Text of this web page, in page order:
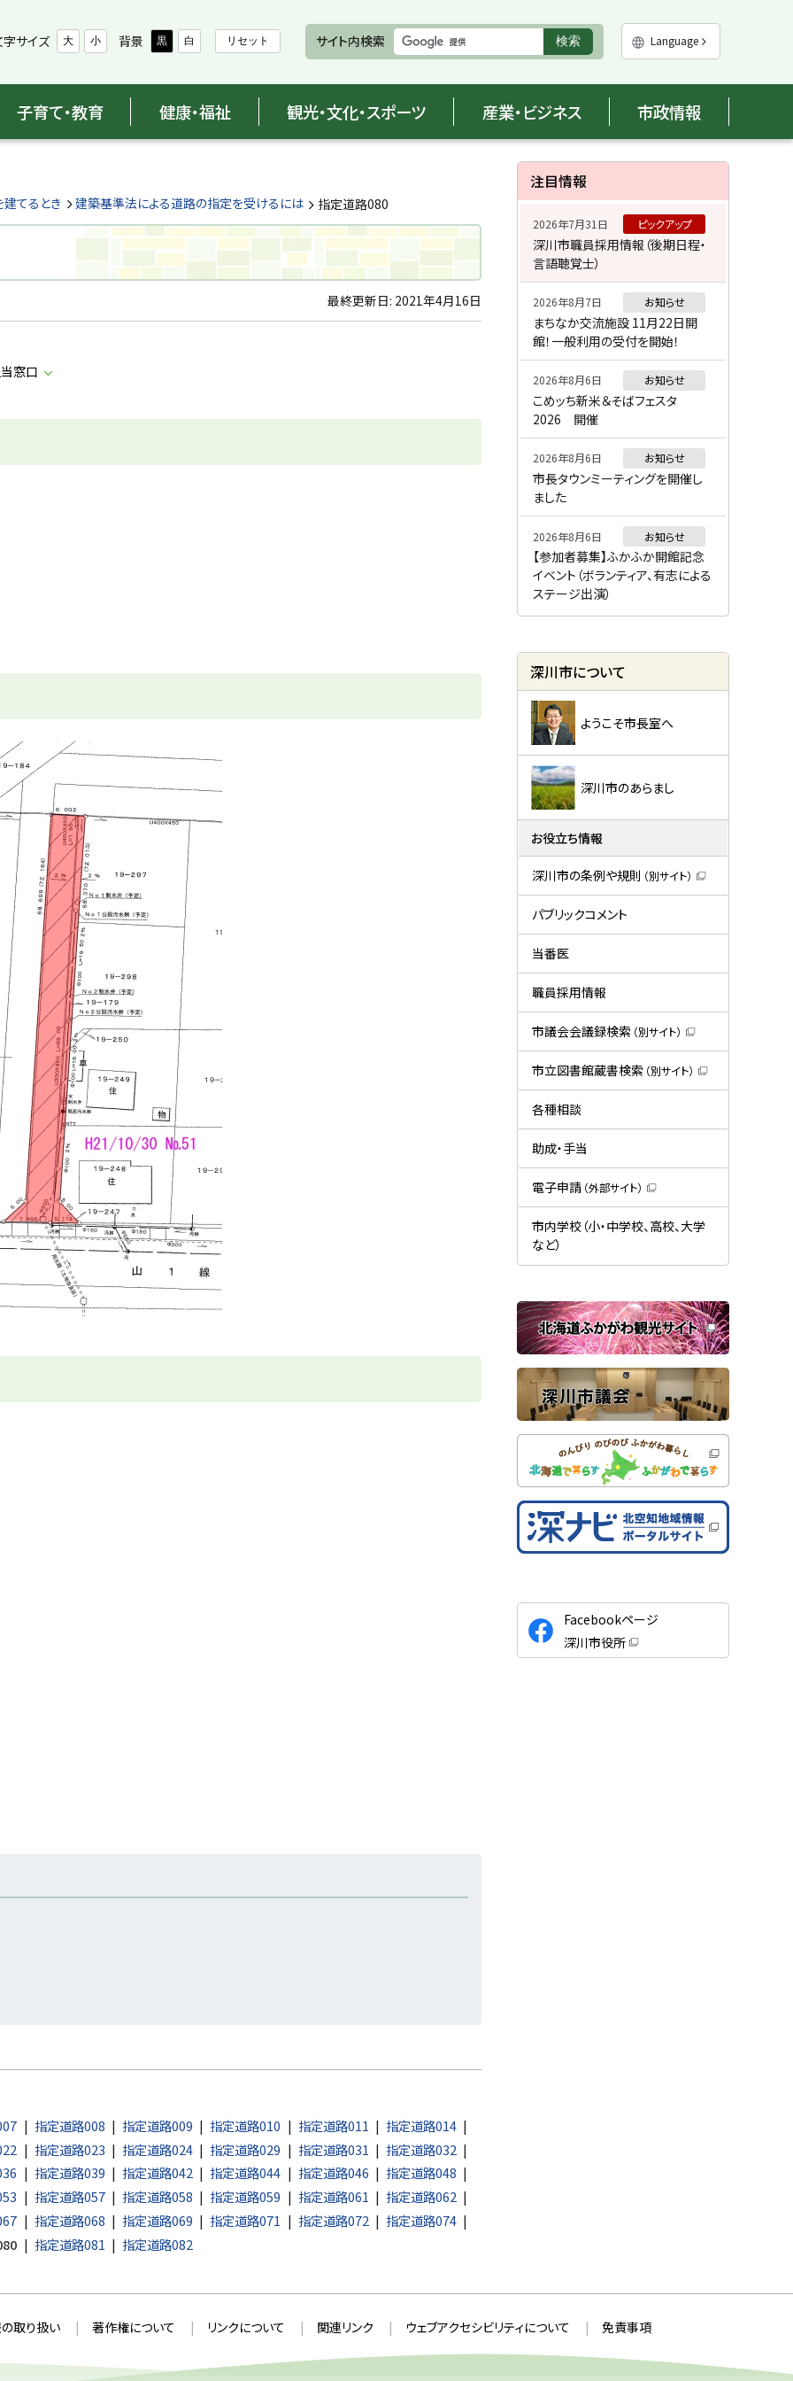
サイズ 大 小 背景 黒 白 リセット サイト内検索 検索実
行
Language
子育て・教育 健康・福祉 観光・文化・スポーツ 産業・ビジネス 市政情報
てるとき 建築基準法による道路の指定を受けるには 指定道路080
最終更新日: 2021年4月16日
窓口
指定道路008 指定道路009 指定道路010 指定道路011
指定道路014
指定道路023 指定道路024 指定道路029 指定道路031
指定道路032
指定道路039 指定道路042 指定道路044 指定道路046
指定道路048
指定道路057 指定道路058 指定道路059 指定道路061
指定道路062
指定道路068 指定道路069 指定道路071 指定道路072
指定道路074
指定道路081 指定道路082
サ
イ
メ
ニ
ュ
ー
注目情報
2026年7月31日 ピックアップ
深川市職員採用情報（後期日程・
言語聴覚士）
2026年8月7日 お知らせ
まちなか交流施設 11月22日開
館！一般利用の受付を開始！
2026年8月6日 お知らせ
こめッち新米＆そばフェスタ
2026 開催
2026年8月6日 お知らせ
市長タウンミーティングを開催し
ました
2026年8月6日 お知らせ
【参加者募集】ふかふか開館記念
イベント（ボランティア、有志による
ステージ出演）
深川市について
ようこそ市長室へ
深川市のあらまし
お役立ち情報
深川市の条例や規則 （別サイト）
新
ィ
ウ
き
ま
す
）
パブリックコメント
当番医
職員採用情報
市議会会議録検索 （別サイト）
新
規
ウ
ィ
ウ
き
）
市立図書館蔵書検索 （別サイト）
新
ィ
ウ
き
ま
す
各種相談
助成・手当
電子申請 （外部サイト）
新
規
ウ
ン
で
開
き
ま
す
市内学校（小・中学校、高校、大学
など）
関
連
サ
イ
ト
公
式
S
Facebookページ
深川市役所
（
取り扱い 著作権について リンクについて 関連リンク ウェブアクセシビリティについて 免責事項